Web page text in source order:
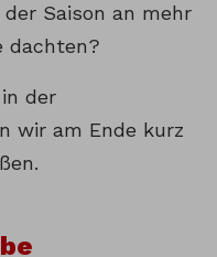
Saison an mehr
dachten?
der
wir am Ende kurz